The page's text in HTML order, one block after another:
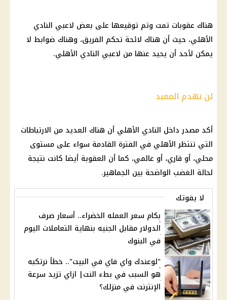
هناك عقوبات تمت وتم توقيعها على بعض لاعبي النادي
الأهلي، حيث أن هناك لائحة تحكم الفريق، وهناك ضوابط لا
يمكن لأحد أن يحيد عنها من لاعبي النادي الأهلي.
لن نهدم المعبد
أكد مصدر داخل النادي الأهلي أن هناك العديد من الارتباطات
التي تنتظرالأهلي في الفترة القادمة سواء على مستوى
محلي، أو قاري، أو عالمي، كما أن العقوبة أيضا كانت نتيجة
لحالة الغضب الواضحة بين الجماهير.
لا يفوتك
بكام سعر العمله الخضراء.. أسعار صرف
الدولار مقابل الجنيه بنهاية التعاملات اليوم
في البنوك
"لوعندك واي فاي في البيت".. خطأ نرتكبه
هو السبب في بطء النت| ازاي تزيد سرعة
الإنترنت في منزلك؟